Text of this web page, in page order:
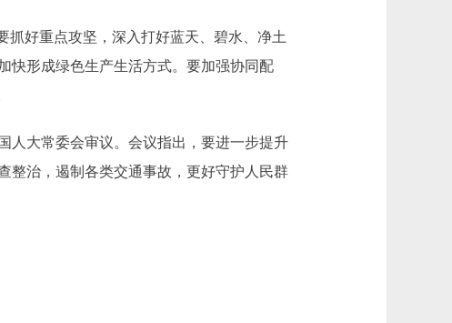
好重点攻坚，深入打好蓝天、碧水、净土
快形成绿色生产生活方式。要加强协同配
大常委会审议。会议指出，要进一步提升
整治，遏制各类交通事故，更好守护人民群